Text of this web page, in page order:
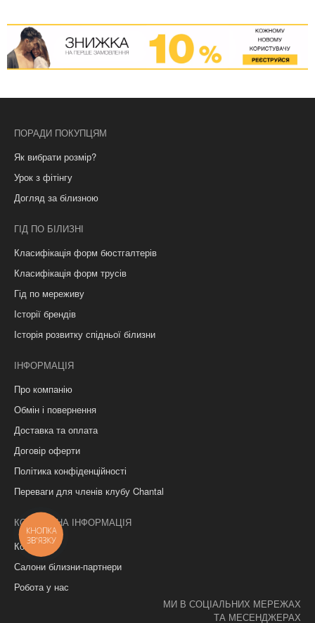
ПОРАДИ ПОКУПЦЯМ
Як вибрати розмір?
Урок з фітінгу
Догляд за білизною
ГІД ПО БІЛИЗНІ
Класифікація форм бюстгалтерів
Класифікація форм трусів
Гід по мереживу
Історії брендів
Історія розвитку спідньої білизни
ІНФОРМАЦІЯ
Про компанію
Обмін і повернення
Доставка та оплата
Договір оферти
Політика конфіденційності
Переваги для членів клубу Chantal
КОНТАКТНА ІНФОРМАЦІЯ
Контакти
Салони білизни-партнери
Робота у нас
МИ В СОЦІАЛЬНИХ МЕРЕЖАХ
ТА МЕСЕНДЖЕРАХ
КНОПКА
ЗВ'ЯЗКУ